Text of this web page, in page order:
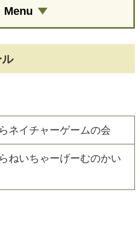
ル
ネイチャーゲームの会
ねいちゃーげーむのかい
Menu